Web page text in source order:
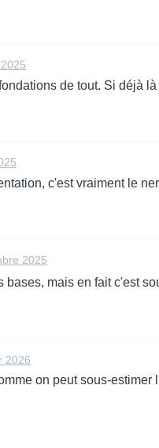
de tout. Si déjà
c'est vraiment le
2025
mais en fait c'est
2026
on peut sous-